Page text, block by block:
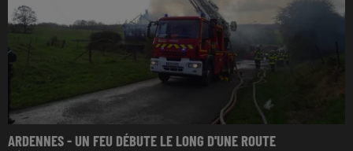
ARDENNES - UN FEU DÉBUTE LE LONG D'UNE ROUTE